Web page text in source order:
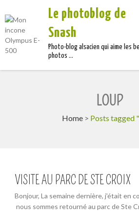
Le photoblog de
Snash
Photo-blog alsacien qui aime les
photos …
LOUP
Home> Posts tagged
VISITE AU PARC DE STE CROIX
Bonjour, La semaine dernière, j’était en
nous sommes retourné au parc de Ste